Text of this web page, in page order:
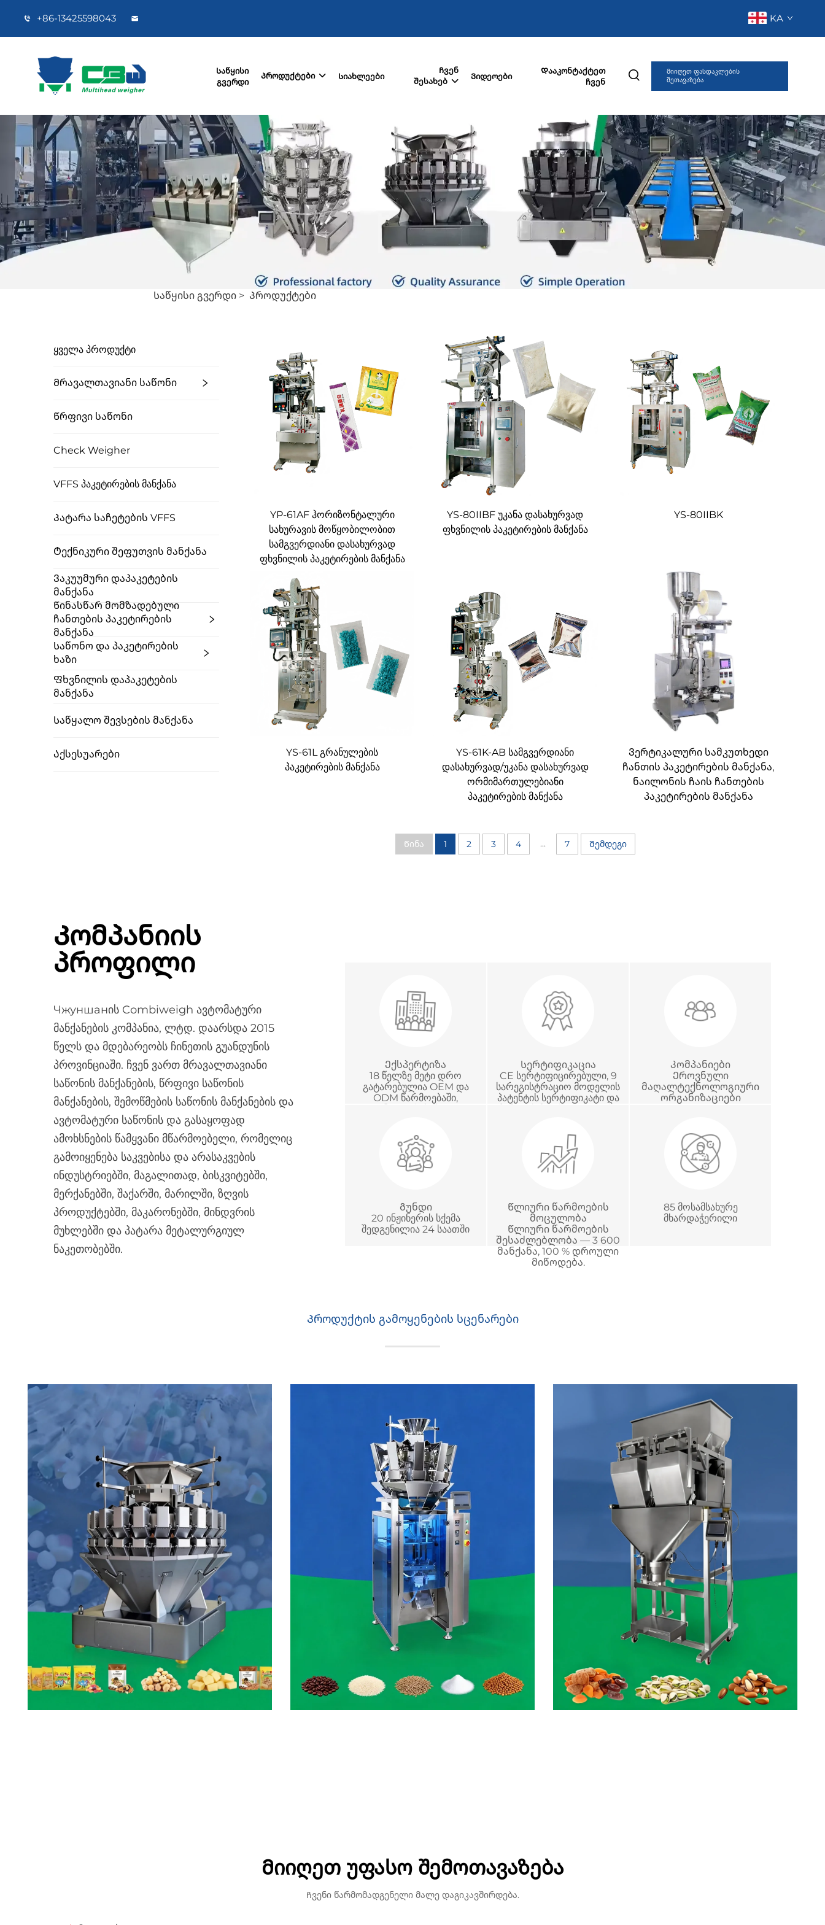
+86-13425598043 KA
Საწყისი
გვერდი
Პროდუქტები Სიახლეები
Ჩვენ
შესახებ
Ვიდეოები
Დააკონტაქტეთ
ჩვენ
Მიიღეთ ფასდაკლების
შეთავაზება
Საწყისი Გვერდი > Პროდუქტები
ᲧᲕᲔᲚᲐ ᲞᲠᲝᲓᲣᲥᲢᲘ
Მრავალთავიანი Საწონი
Წრფივი Საწონი
Check Weigher
VFFS Პაკეტირების Მანქანა
Პატარა Საჩეტების VFFS
Ტექნიკური Შეფუთვის Მანქანა
Ვაკუუმური Დაპაკეტების
Მანქანა
Წინასწარ Მომზადებული
Ჩანთების Პაკეტირების
Მანქანა
Საწონო Და Პაკეტირების
Ხაზი
Ფხვნილის Დაპაკეტების
Მანქანა
Საწყალო Შევსების Მანქანა
Აქსესუარები
YP-61AF ჰორიზონტალური
სახურავის მოწყობილობით
სამგვერდიანი დასახურვად
ფხვნილის პაკეტირების მანქანა
YS-80IIBF უკანა დასახურვად
ფხვნილის პაკეტირების მანქანა
YS-80IIBK
YS-61L გრანულების
პაკეტირების მანქანა
YS-61K-AB სამგვერდიანი
დასახურვად/უკანა დასახურვად
ორმიმართულებიანი
პაკეტირების მანქანა
Ვერტიკალური სამკუთხედი
ჩანთის პაკეტირების მანქანა,
ნაილონის ჩაის ჩანთების
პაკეტირების მანქანა
Წინა 1 2 3 4 ... 7 Შემდეგი
Კომპანიის
პროფილი
Чжуншанის Combiweigh ავტომატური
მანქანების კომპანია, ლტდ. დაარსდა 2015
წელს და მდებარეობს ჩინეთის გუანდუნის
პროვინციაში. ჩვენ ვართ მრავალთავიანი
საწონის მანქანების, წრფივი საწონის
მანქანების, შემოწმების საწონის მანქანების და
ავტომატური საწონის და გასაყოფად
ამოხსნების წამყვანი მწარმოებელი, რომელიც
გამოიყენება საკვებისა და არასაკვების
ინდუსტრიებში, მაგალითად, ბისკვიტებში,
მერქანებში, შაქარში, მარილში, ზღვის
პროდუქტებში, მაკარონებში, მინდვრის
მუხლებში და პატარა მეტალურგიულ
ნაკეთობებში.
Ექსპერტიზა
18 წელზე მეტი დრო
გატარებულია OEM და
ODM წარმოებაში,
Სერტიფიკაცია
CE სერტიფიცირებული, 9
სარეგისტრაციო მოდელის
პატენტის სერტიფიკატი და
Კომპანიები
Ეროვნული
მაღალტექნოლოგიური
ორგანიზაციები
Გუნდი
20 ინჟინერის სქემა
შედგენილია 24 საათში
Წლიური წარმოების
მოცულობა
Წლიური წარმოების
შესაძლებლობა — 3 600
მანქანა, 100 % დროული
მიწოდება.
85 მოსამსახურე
მხარდაჭერილი
Პროდუქტის გამოყენების სცენარები
Მიიღეთ უფასო შემოთავაზება
Ჩვენი წარმომადგენელი მალე დაგიკავშირდება.